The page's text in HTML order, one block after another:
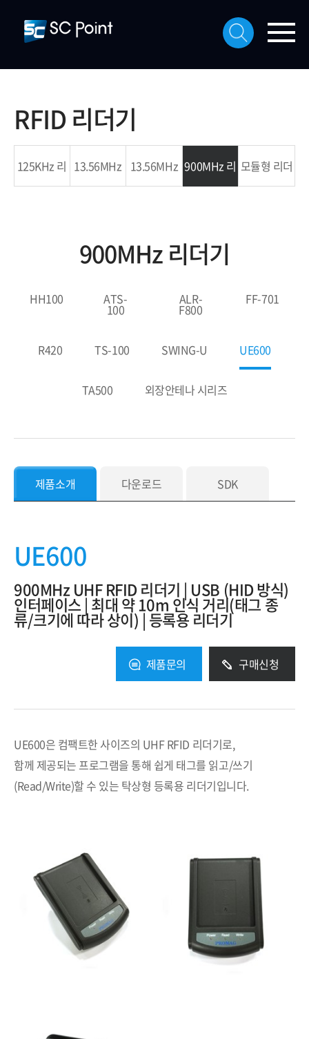
RFID 리더기
125KHz 리 13.56MHz
리더기
13.56MHz
리더기
900MHz 리 모듈형 리더
900MHz 리더기
HH100 ATS-
100
ALR-
F800
FF-701
R420 TS-100 SWING-U UE600
TA500 외장안테나 시리즈
제품소개 다운로드 SDK
UE600
900MHz UHF RFID 리더기 | USB (HID 방식)
인터페이스 | 최대 약 10m 인식 거리(태그 종
류/크기에 따라 상이) | 등록용 리더기
제품문의 구매신청
UE600은 컴팩트한 사이즈의 UHF RFID 리더기로,
함께 제공되는 프로그램을 통해 쉽게 태그를 읽고/쓰기
(Read/Write)할 수 있는 탁상형 등록용 리더기입니다.